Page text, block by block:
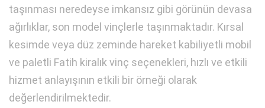
taşınması neredeyse imkansız gibi görünün devasa
ağırlıklar, son model vinçlerle taşınmaktadır. Kırsal
kesimde veya düz zeminde hareket kabiliyetli mobil
ve paletli Fatih kiralık vinç seçenekleri, hızlı ve etkili
hizmet anlayışının etkili bir örneği olarak
değerlendirilmektedir.